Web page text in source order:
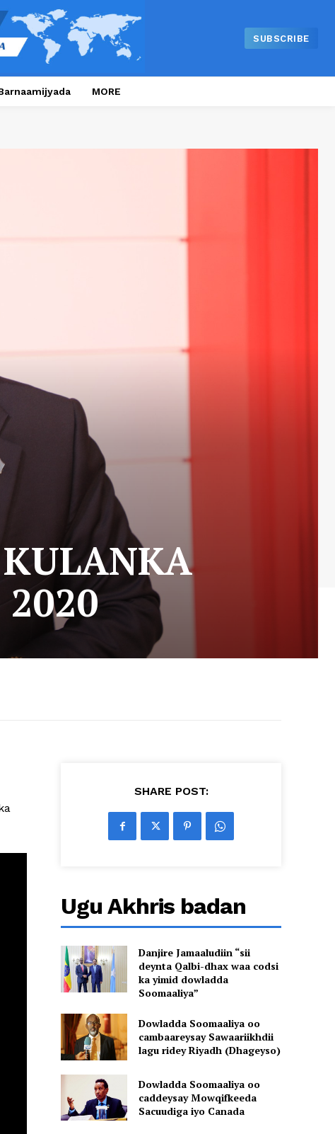
SUBSCRIBE
MORE
SHARE POST:
Ugu Akhris badan
Danjire Jamaaludiin “sii
deynta Qalbi-dhax waa codsi
ka yimid dowladda
Soomaaliya”
Dowladda Soomaaliya oo
cambaareysay Sawaariikhdii
lagu ridey Riyadh (Dhageyso)
Dowladda Soomaaliya oo
caddeysay Mowqifkeeda
Sacuudiga iyo Canada